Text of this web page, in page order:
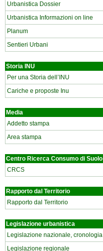
Urbanistica Dossier
Urbanistica Informazioni on line
Planum
Sentieri Urbani
Storia INU
Per una Storia dell’INU
Cariche e proposte Inu
Media
Addetto stampa
Area stampa
Centro Ricerca Consumo di Suolo
CRCS
Rapporto dal Territorio
Rapporto dal Territorio
Legislazione urbanistica
Legislazione nazionale, cronologia
Legislazione regionale